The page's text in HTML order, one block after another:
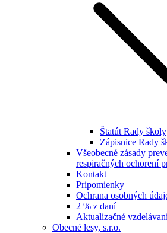
Štatút Rady školy
Zápisnice Rady
Všeobecné zásady
respiračných ochorení
Kontakt
Pripomienky
Ochrana osobných
2 % z daní
Aktualizačné
Obecné lesy, s.r.o.